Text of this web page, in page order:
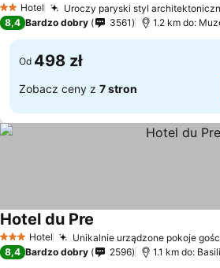
2 Kategoria
Hotel Uroczy paryski styl
8,4 Bardzo dobry 3561 1.2 km do:
Od 498 zł
Zobacz ceny z 7 stron
3 Kategoria
Hotel Unikalnie urządzone pokoje
Hotel du Pre
8,4 Bardzo dobry 2596 1.1 km do: